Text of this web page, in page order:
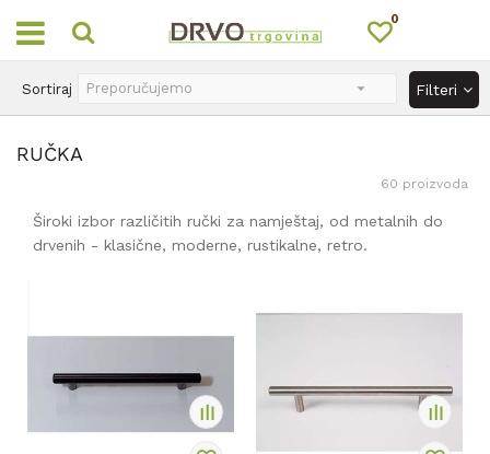
0
RUČKA
Sortiraj Filteri
60 proizvoda
Široki izbor različitih ručki za namještaj, od metalnih do
drvenih - klasične, moderne, rustikalne, retro.